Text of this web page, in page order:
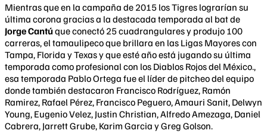
Mientras que en la campaña de 2015 los Tigres lograrían su
última corona gracias a la destacada temporada al bat de
Jorge Cantú que conectó 25 cuadrangulares y produjo 100
carreras, el tamaulipeco que brillara en las Ligas Mayores con
Tampa, Florida y Texas y que esté año está jugando su última
temporada como profesional con los Diablos Rojos del México.,
esa temporada Pablo Ortega fue el líder de pitcheo del equipo
donde también destacaron Francisco Rodríguez, Ramón
Ramirez, Rafael Pérez, Francisco Peguero, Amauri Sanit, Delwyn
Young, Eugenio Velez, Justin Christian, Alfredo Amezaga, Daniel
Cabrera, Jarrett Grube, Karim Garcia y Greg Golson.